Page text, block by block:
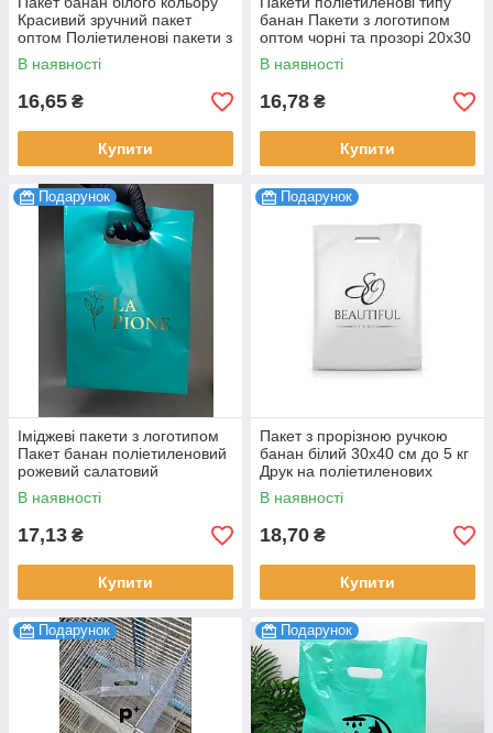
Красивий зручний пакет
оптом Поліетиленові пакети з
малюнком 20х30 см до 3 кг
100 шт.
В наявності
16,65 ₴
Купити
банан Пакети з логотипом
оптом чорні та прозорі 20х30
см до 3 кг 100 шт.
В наявності
16,78 ₴
Купити
Подарунок
Іміджеві пакети з логотипом
Пакет банан поліетиленовий
рожевий салатовий
бірюзовий 20х30 см до 3 кг
100 шт.
В наявності
17,13 ₴
Купити
Подарунок
Пакет з прорізною ручкою
банан білий 30х40 см до 5 кг
Друк на поліетиленових
пакетах Пакети оптом 100 шт.
В наявності
18,70 ₴
Купити
Подарунок Подарунок